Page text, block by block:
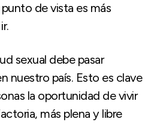
de vista es más
sexual debe pasar
nuestro país. Esto es clave
la oportunidad de vivir
más plena y libre